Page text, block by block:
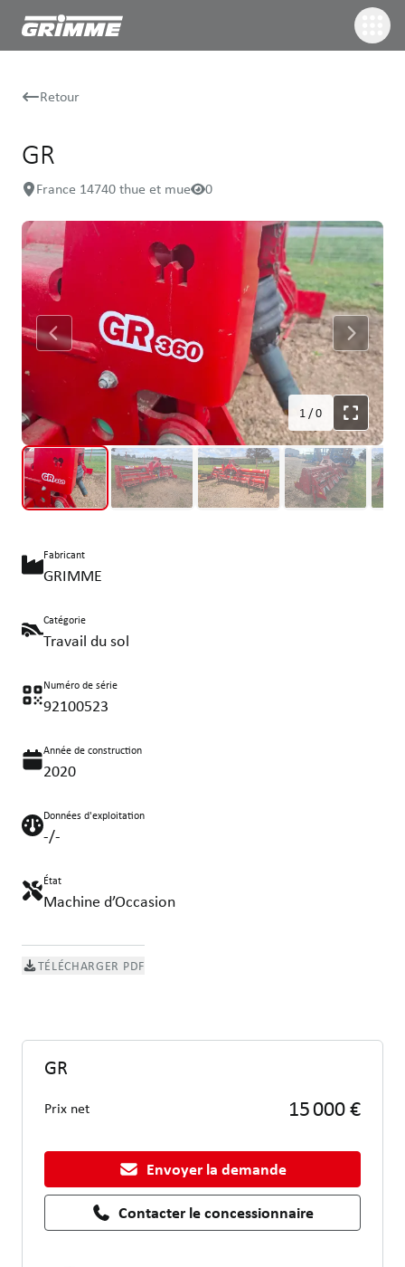
Retour
GR
France 14740 thue et mue 0
1/0
Fabricant
GRIMME
Catégorie
Travail du sol
Numéro de série
92100523
Année de construction
2020
Données d'exploitation
-/-
État
Machine d’Occasion
TÉLÉCHARGER PDF
GR
Prix net 15 000 €
Envoyer la demande
Contacter le concessionnaire